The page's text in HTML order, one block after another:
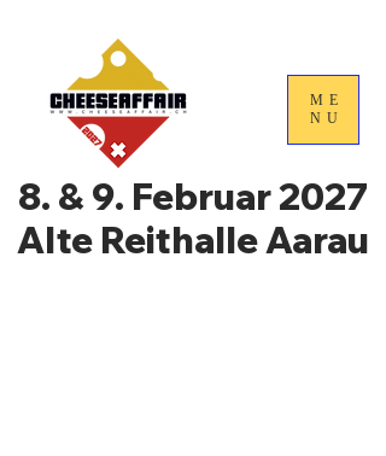
ME
NU
8. & 9. Februar 2027
Alte Reithalle Aarau